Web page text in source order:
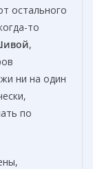
остального
то
,
ни на один
по